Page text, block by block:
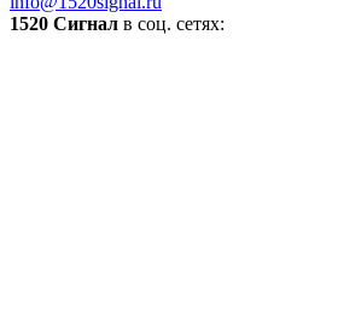
1520 Сигнал в соц. сетях: